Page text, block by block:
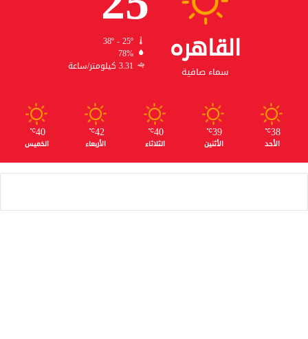
القاهره
سماء صافية
38º - 25º
78%
3.31 كيلومتر/ساعة
38
℃
الأحد
39
℃
الأثنين
40
℃
الثلاثاء
42
℃
الأربعاء
40
℃
الخميس